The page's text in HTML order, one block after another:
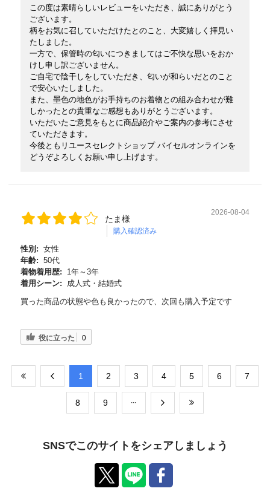
この度は素晴らしいレビューをいただき、誠にありがとう
ございます。
柄をお気に召していただけたとのこと、大変嬉しく拝見い
たしました。
一方で、保管時の匂いにつきましてはご不快な思いをおか
けし申し訳ございません。
ご自宅で陰干しをしていただき、匂いが和らいだとのこと
で安心いたしました。
また、墨色の地色がお手持ちのお着物との組み合わせが難
しかったとの貴重なご感想もありがとうございます。
いただいたご意見をもとに商品紹介やご案内の参考にさせ
ていただきます。
今後ともリユースセレクトショップ バイセルオンラインを
どうぞよろしくお願い申し上げます。
たま様
購入確認済み
2026-08-04
性別: 女性
年齢: 50代
着物着用歴:
1年～3年
着用シーン:
成人式・結婚式
買った商品の状態や色も良かったので、次回も購入予定です
役に立った 0
​1 ​2 ​3 ​4 ​5 ​6 ​7
​8 ​9
SNSでこのサイトをシェアしましょう